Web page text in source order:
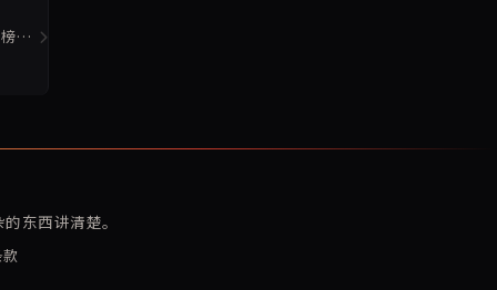
更
东西讲清楚。